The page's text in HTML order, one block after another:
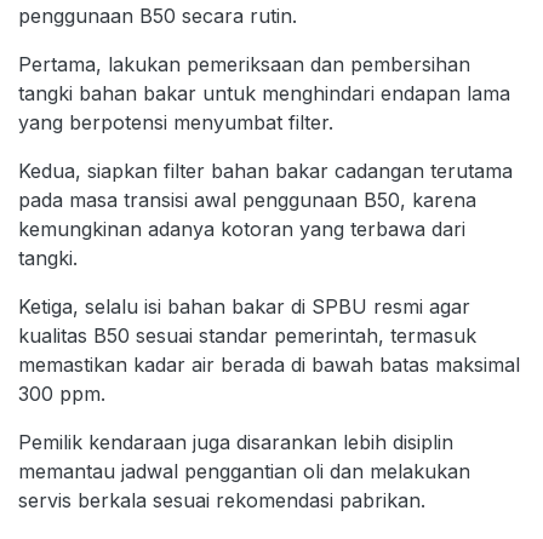
penggunaan B50 secara rutin.
Pertama, lakukan pemeriksaan dan pembersihan
tangki bahan bakar untuk menghindari endapan lama
yang berpotensi menyumbat filter.
Kedua, siapkan filter bahan bakar cadangan terutama
pada masa transisi awal penggunaan B50, karena
kemungkinan adanya kotoran yang terbawa dari
tangki.
Ketiga, selalu isi bahan bakar di SPBU resmi agar
kualitas B50 sesuai standar pemerintah, termasuk
memastikan kadar air berada di bawah batas maksimal
300 ppm.
Pemilik kendaraan juga disarankan lebih disiplin
memantau jadwal penggantian oli dan melakukan
servis berkala sesuai rekomendasi pabrikan.